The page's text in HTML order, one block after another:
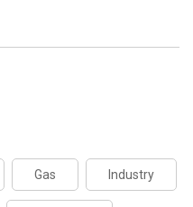
Gas Industry